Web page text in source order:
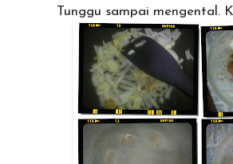
Tunggu sampai mengental.